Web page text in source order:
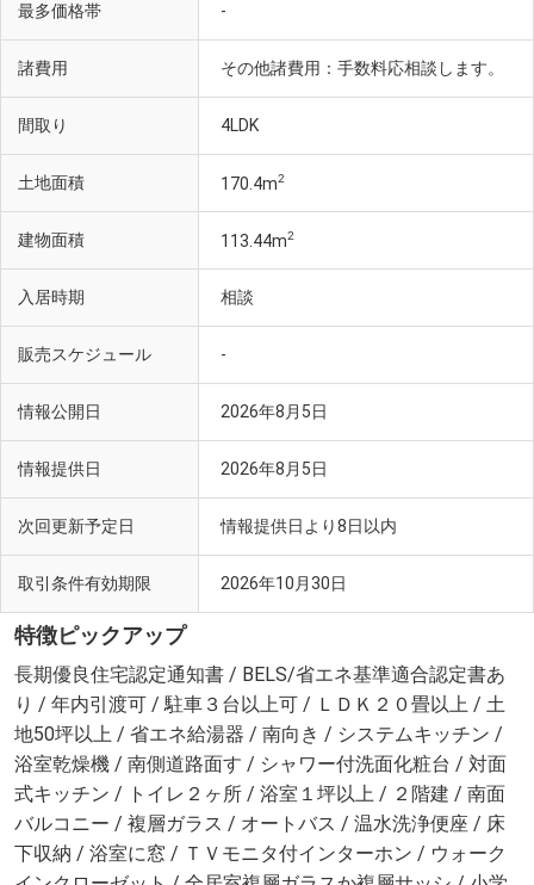
最多価格帯 -
諸費用 その他諸費用：手数料応相談します。
間取り 4LDK
土地面積 170.4m2
建物面積 113.44m2
入居時期 相談
販売スケジュール -
情報公開日 2026年8月5日
情報提供日 2026年8月5日
次回更新予定日 情報提供日より8日以内
取引条件有効期限 2026年10月30日
特徴ピックアップ
長期優良住宅認定通知書 / BELS/省エネ基準適合認定書あ
り / 年内引渡可 / 駐車３台以上可 / ＬＤＫ２０畳以上 / 土
地50坪以上 / 省エネ給湯器 / 南向き / システムキッチン /
浴室乾燥機 / 南側道路面す / シャワー付洗面化粧台 / 対面
式キッチン / トイレ２ヶ所 / 浴室１坪以上 / ２階建 / 南面
バルコニー / 複層ガラス / オートバス / 温水洗浄便座 / 床
下収納 / 浴室に窓 / ＴＶモニタ付インターホン / ウォーク